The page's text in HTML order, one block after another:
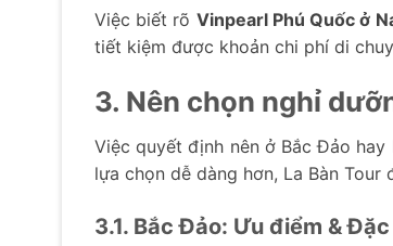
Việc biết rõ Vinpearl Phú Quốc ở
tiết kiệm được khoản chi phí di
3. Nên chọn nghỉ
Việc quyết định nên ở Bắc Đảo
lựa chọn dễ dàng hơn, La Bàn
3.1. Bắc Đảo: Ưu điểm &